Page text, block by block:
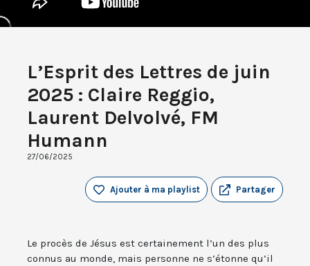
L’Esprit des Lettres de juin
2025 : Claire Reggio,
Laurent Delvolvé, FM
Humann
27/06/2025
Partager
Ajouter à ma playlist
Le procès de Jésus est certainement l’un des plus
connus au monde, mais personne ne s’étonne qu’il